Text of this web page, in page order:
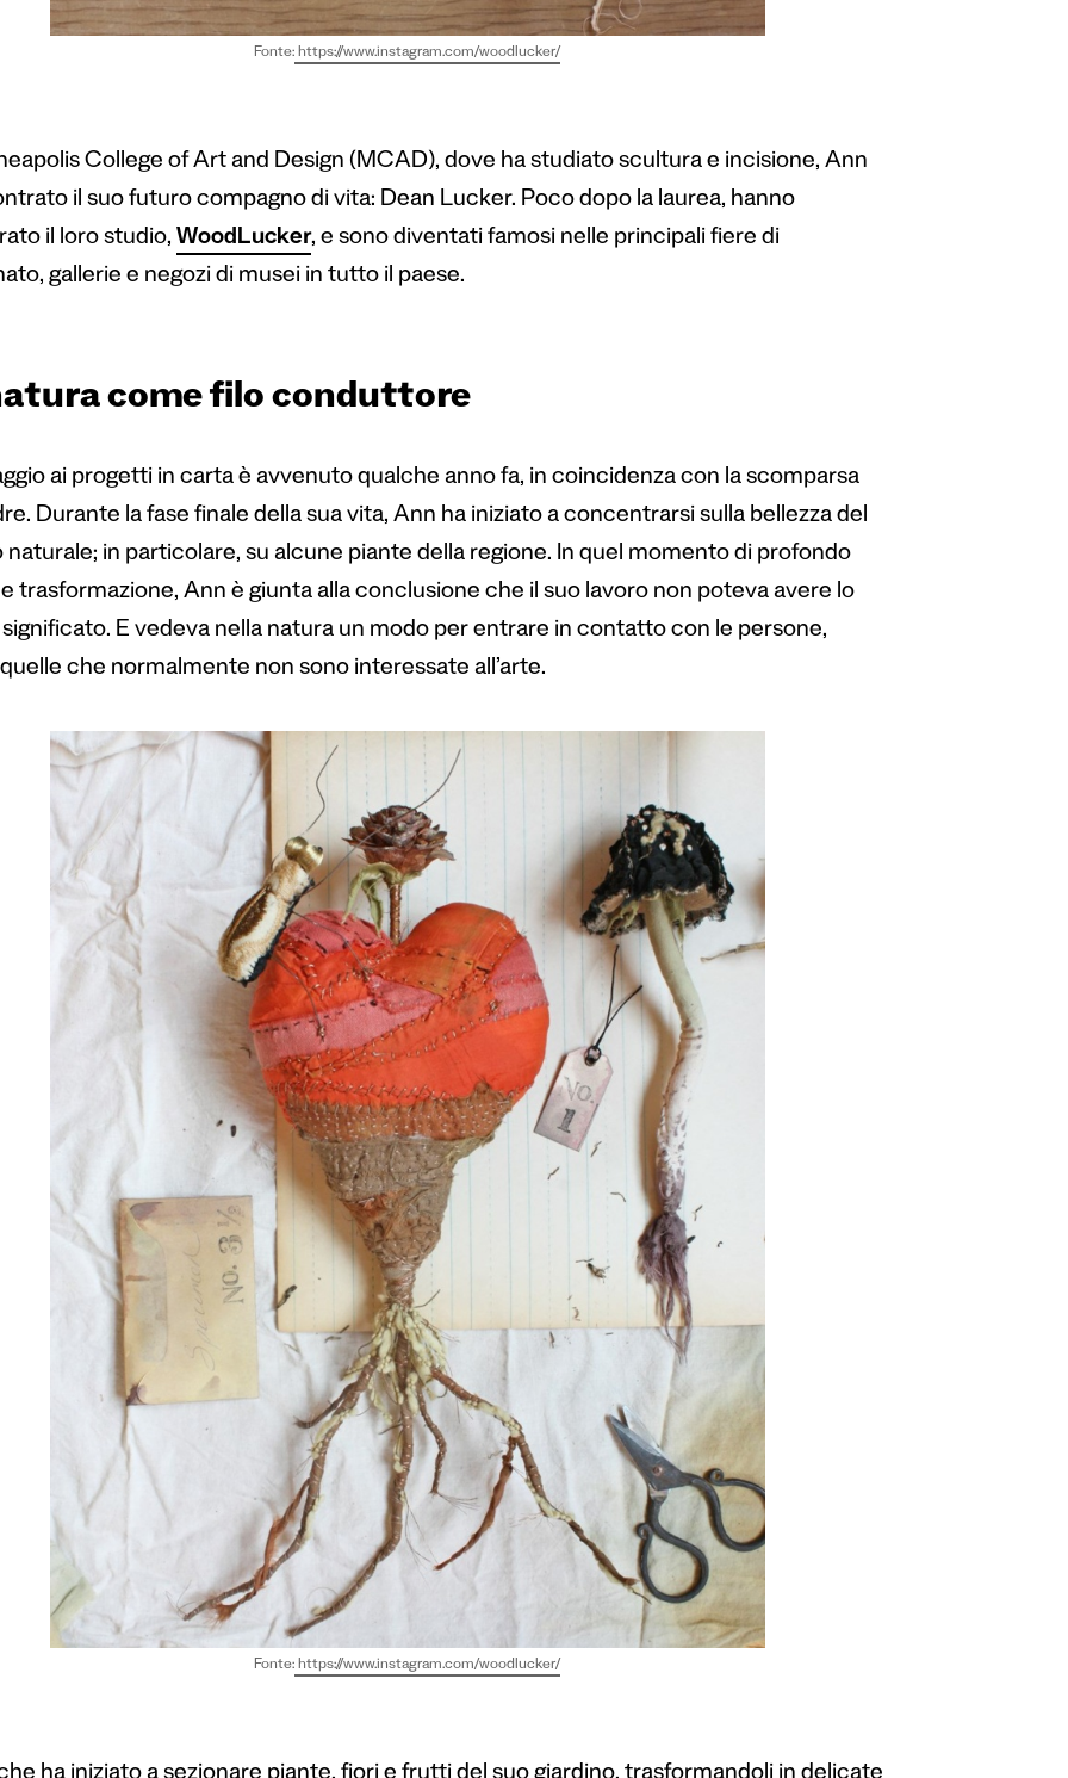
Fonte: https://www.instagram.com/woodlucker/
College of Art and Design (MCAD), dove ha studiato scultura e incisione, Ann
il suo futuro compagno di vita: Dean Lucker. Poco dopo la laurea, hanno
il loro studio, WoodLucker, e sono diventati famosi nelle principali fiere di
gallerie e negozi di musei in tutto il paese.
come filo conduttore
ai progetti in carta è avvenuto qualche anno fa, in coincidenza con la scomparsa
Durante la fase finale della sua vita, Ann ha iniziato a concentrarsi sulla bellezza del
naturale; in particolare, su alcune piante della regione. In quel momento di profondo
trasformazione, Ann è giunta alla conclusione che il suo lavoro non poteva avere lo
E vedeva nella natura un modo per entrare in contatto con le persone,
che normalmente non sono interessate all’arte.
Fonte: https://www.instagram.com/woodlucker/